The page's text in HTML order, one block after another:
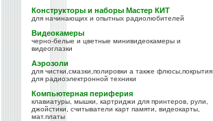
Конструкторы и наборы Мастер КИТ
для начинающих и опытных радиолюбителей
Видеокамеры
черно-белые и цветные минивидеокамеры и
видеоглазки
Аэрозоли
для чистки,смазки,полировки а также флюсы,покрытия
для радиоэлектронной техники
Компьютерная периферия
клавиатуры, мышки, картриджи для принтеров, рули,
джойстики, считыватели карт памяти, видеокарты,
мат.платы